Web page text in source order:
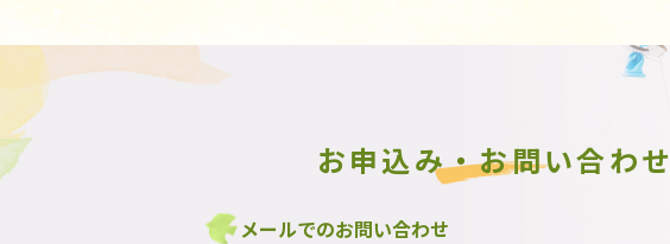
お申込み・お問い合わせ
メールでのお問い合わせ